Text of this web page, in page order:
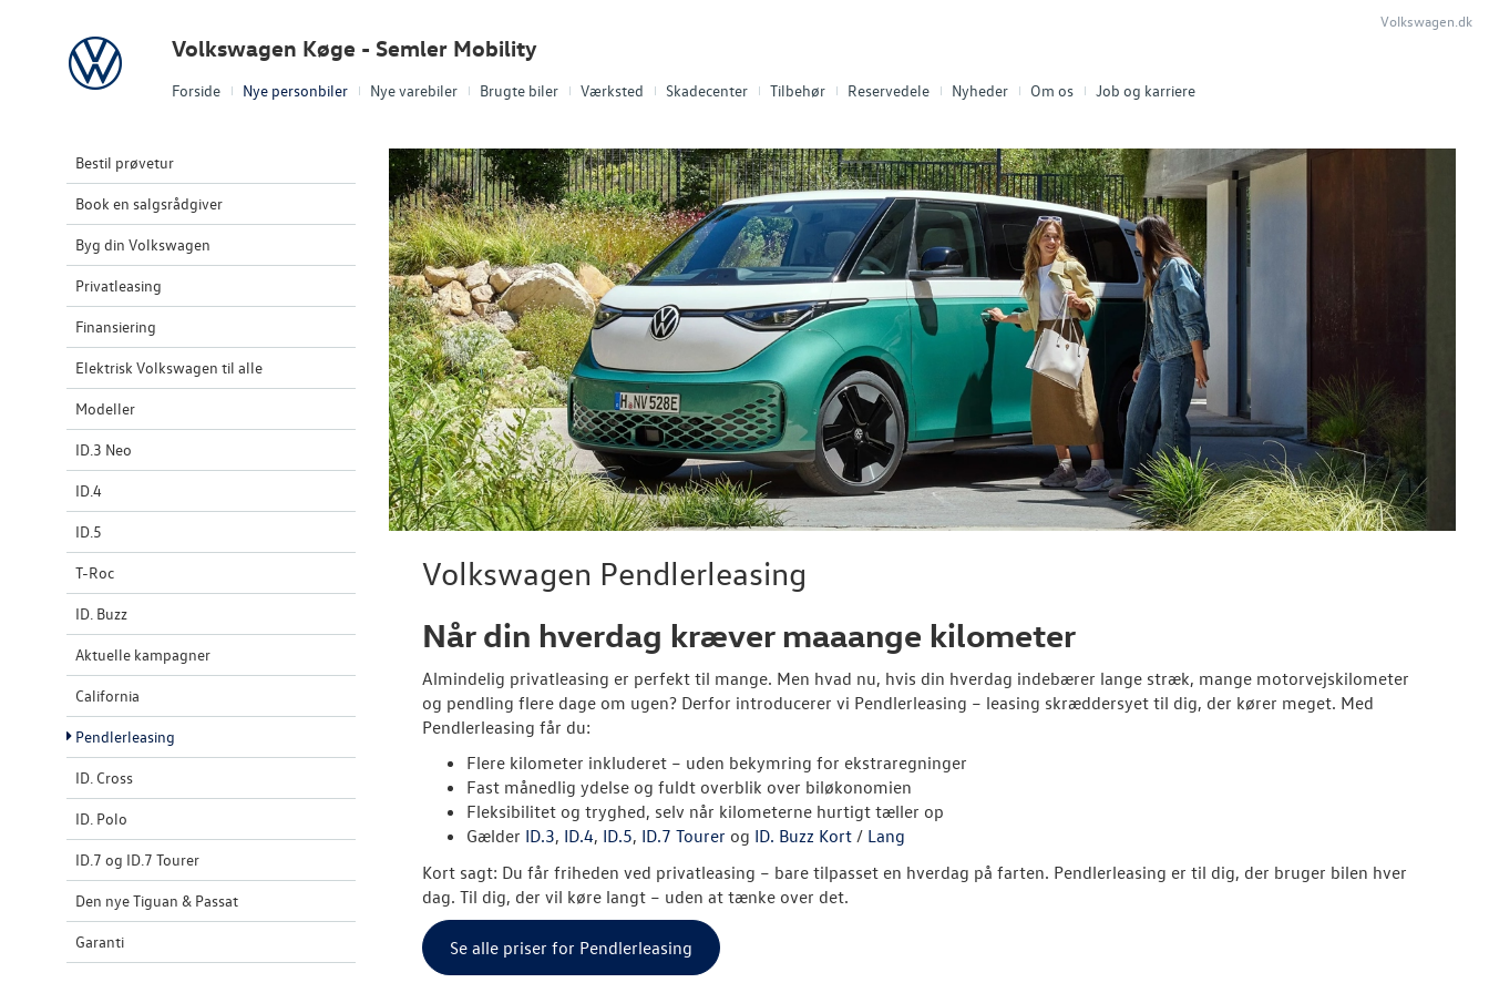
Forside Nye personbiler Nye varebiler Brugte biler Værksted Skadecenter Tilbehør Reservedele Nyheder Om os Job og karriere
Volkswagen Volkswagen Køge - Semler Mobility
Volkswagen.dk
Bestil prøvetur
Book en salgsrådgiver
Byg din Volkswagen
Privatleasing
Finansiering
Elektrisk Volkswagen til alle
Modeller
ID.3 Neo
ID.4
ID.5
T-Roc
ID. Buzz
Aktuelle kampagner
California
Pendlerleasing
ID. Cross
ID. Polo
ID.7 og ID.7 Tourer
Den nye Tiguan & Passat
Garanti
Volkswagen Pendlerleasing
Når din hverdag kræver maaange kilometer
Almindelig privatleasing er perfekt til mange. Men hvad nu, hvis din hverdag indebærer lange stræk, mange motorvejskilometer
og pendling flere dage om ugen? Derfor introducerer vi Pendlerleasing – leasing skræddersyet til dig, der kører meget. Med
Pendlerleasing får du:
Flere kilometer inkluderet – uden bekymring for ekstraregninger
Fast månedlig ydelse og fuldt overblik over biløkonomien
Fleksibilitet og tryghed, selv når kilometerne hurtigt tæller op
Gælder ID.3, ID.4, ID.5, ID.7 Tourer og ID. Buzz Kort / Lang
Kort sagt: Du får friheden ved privatleasing – bare tilpasset en hverdag på farten. Pendlerleasing er til dig, der bruger bilen hver
dag. Til dig, der vil køre langt – uden at tænke over det.
Se alle priser for Pendlerleasing